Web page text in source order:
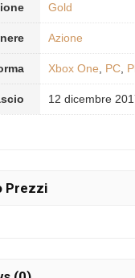
Gold
Azione
Xbox One PC
12 dicembre
Prezzi